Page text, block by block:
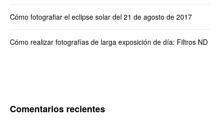
Cómo fotografiar el eclipse solar del 21 de agosto de 2017
Cómo realizar fotografías de larga exposición de día: Filtros ND
Comentarios recientes